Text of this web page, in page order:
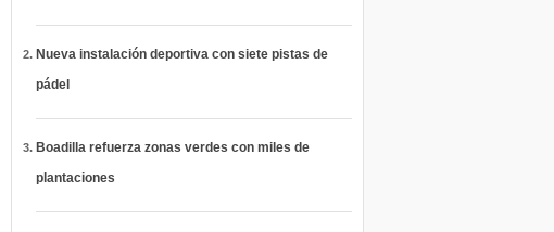
Nueva instalación deportiva con siete pistas de
pádel
Boadilla refuerza zonas verdes con miles de
plantaciones